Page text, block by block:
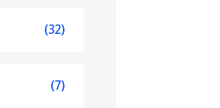
(32)
(7)